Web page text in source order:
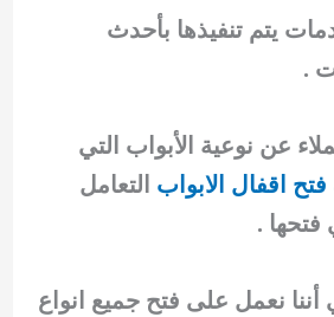
يتم تنفيذها بأحدث
.
عن نوعية الأبواب التي
اقفال الابواب التعامل
فتحها .
أننا نعمل على فتح جميع انواع